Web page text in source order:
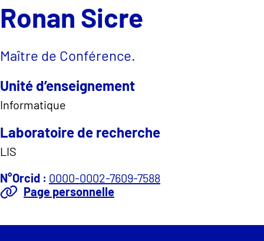
Ronan Sicre
Maître de Conférence.
Unité d’enseignement
Informatique
Laboratoire de recherche
LIS
N°Orcid : 0000-0002-7609-7588
Page personnelle